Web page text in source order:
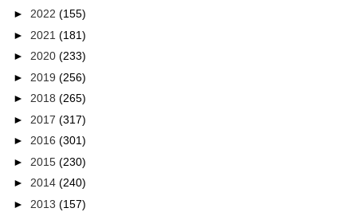
► 2022 (155)
► 2021 (181)
► 2020 (233)
► 2019 (256)
► 2018 (265)
► 2017 (317)
► 2016 (301)
► 2015 (230)
► 2014 (240)
► 2013 (157)